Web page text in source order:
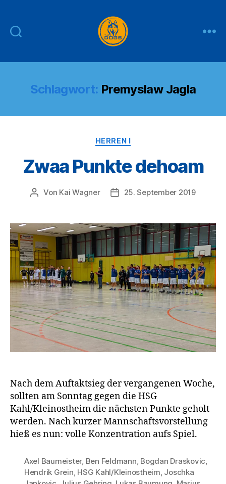
DOGS
Schlagwort: Premyslaw Jagla
Kategorien
HERREN I
Zwaa Punkte dehoam
Beitragsautor
Von Kai Wagner Veröffentlichungsdatum
25. September 2019
Nach dem Auftaktsieg der vergangenen Woche,
sollten am Sonntag gegen die HSG
Kahl/Kleinostheim die nächsten Punkte geholt
werden. Nach kurzer Mannschaftsvorstellung
hieß es nun: volle Konzentration aufs Spiel.
Axel Baumeister, Ben Feldmann Bogdan Draskovic
Hendrik Grein HSG Kahl/Kleinostheim Joschka